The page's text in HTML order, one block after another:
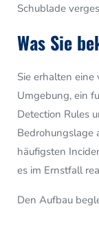
Schublade
Was Sie
Sie erhalten
Umgebung, ein
Detection Rules
Bedrohungslage
häufigsten
es im Ernstfall
Den Aufbau